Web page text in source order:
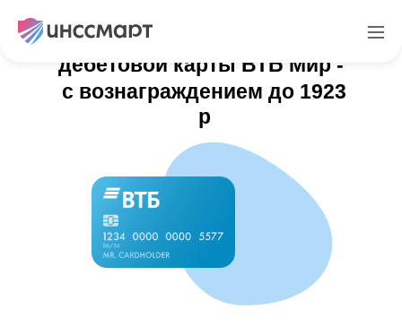
Реферальная программа
дебетовой карты ВТБ Мир -
с вознаграждением до 1923
р